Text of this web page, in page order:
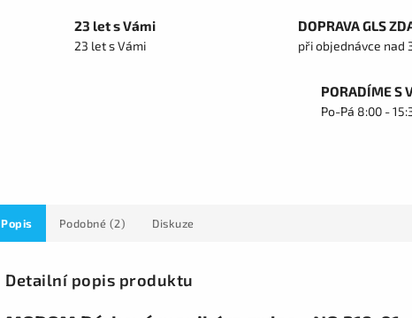
23 let s Vámi
23 let s Vámi
DOPRAVA GLS
při objednávce nad
PORADÍME S
Po-Pá 8:00 -
Popis Podobné (2) Diskuze
Detailní popis produktu